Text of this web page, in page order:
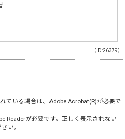
（ID:26379）
ている場合は、Adobe Acrobat(R)が必要で
Readerが必要です。正しく表示されない
い。